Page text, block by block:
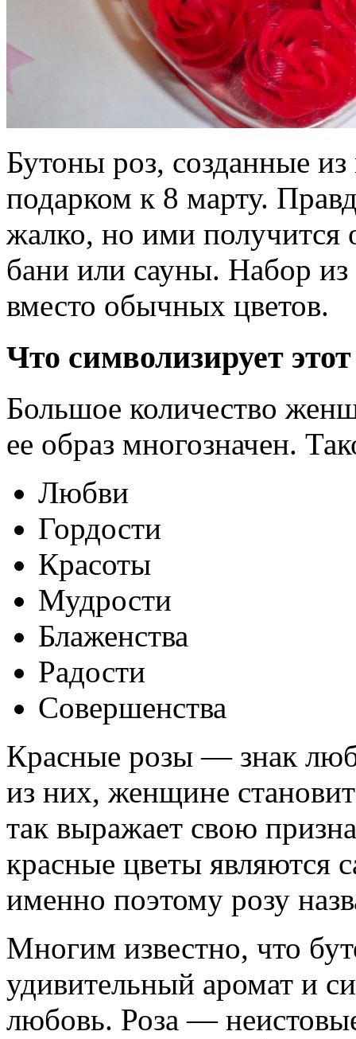
Бутоны роз, созданные
подарком к 8 марту.
жалко, но ими получится
бани или сауны. Набор
вместо обычных цветов.
Что символизирует
Большое количество
ее образ многозначен.
Любви
Гордости
Красоты
Мудрости
Блаженства
Радости
Совершенства
Красные розы — знак
из них, женщине
так выражает свою
красные цветы являются
именно поэтому розу
Многим известно, что
удивительный аромат и
любовь. Роза —